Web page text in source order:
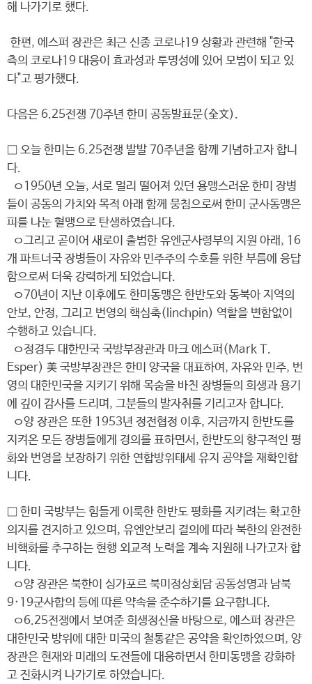
해 나가기로 했다.
한편, 에스퍼 장관은 최근 신종 코로나19 상황과 관련해 "한국
측의 코로나19 대응이 효과성과 투명성에 있어 모범이 되고 있
다"고 평가했다.
다음은 6.25전쟁 70주년 한미 공동발표문(全文).
□ 오늘 한미는 6.25전쟁 발발 70주년을 함께 기념하고자 합니
다.
ㅇ1950년 오늘, 서로 멀리 떨어져 있던 용맹스러운 한미 장병
들이 공동의 가치와 목적 아래 함께 뭉침으로써 한미 군사동맹은
피를 나눈 혈맹으로 탄생하였습니다.
ㅇ그리고 곧이어 새로이 출범한 유엔군사령부의 지원 아래, 16
개 파트너국 장병들이 자유와 민주주의 수호를 위한 부름에 응답
함으로써 더욱 강력하게 되었습니다.
ㅇ70년이 지난 이후에도 한미동맹은 한반도와 동북아 지역의
안보, 안정, 그리고 번영의 핵심축(linchpin) 역할을 변함없이
수행하고 있습니다.
ㅇ정경두 대한민국 국방부장관과 마크 에스퍼(Mark T.
Esper) 美 국방부장관은 한미 양국을 대표하여, 자유와 민주, 번
영의 대한민국을 지키기 위해 목숨을 바친 장병들의 희생과 용기
에 깊이 감사를 드리며, 그분들의 발자취를 기리고자 합니다.
ㅇ양 장관은 또한 1953년 정전협정 이후, 지금까지 한반도를
지켜온 모든 장병들에게 경의를 표하면서, 한반도의 항구적인 평
화와 번영을 보장하기 위한 연합방위태세 유지 공약을 재확인합
니다.
□ 한미 국방부는 힘들게 이룩한 한반도 평화를 지키려는 확고한
의지를 견지하고 있으며, 유엔안보리 결의에 따라 북한의 완전한
비핵화를 추구하는 현행 외교적 노력을 계속 지원해 나가고자 합
니다.
ㅇ양 장관은 북한이 싱가포르 북미정상회담 공동성명과 남북
9·19군사합의 등에 따른 약속을 준수하기를 요구합니다.
ㅇ6.25전쟁에서 보여준 희생정신을 바탕으로, 에스퍼 장관은
대한민국 방위에 대한 미국의 철통같은 공약을 확인하였으며, 양
장관은 현재와 미래의 도전들에 대응하면서 한미동맹을 강화하
고 진화시켜 나가기로 하였습니다.